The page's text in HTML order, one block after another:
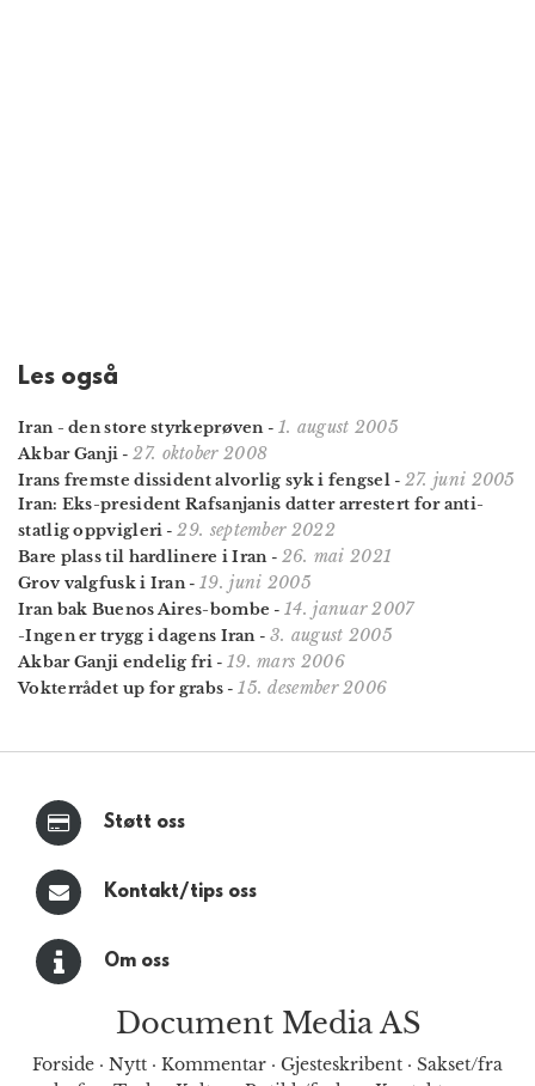
Les også
Iran - den store styrkeprøven - 1. august 2005
Akbar Ganji - 27. oktober 2008
Irans fremste dissident alvorlig syk i fengsel - 27. juni 2005
Iran: Eks-president Rafsanjanis datter arrestert for anti­
statlig oppvigleri - 29. september 2022
Bare plass til hardlinere i Iran - 26. mai 2021
Grov valgfusk i Iran - 19. juni 2005
Iran bak Buenos Aires-bombe - 14. januar 2007
-Ingen er trygg i dagens Iran - 3. august 2005
Akbar Ganji endelig fri - 19. mars 2006
Vokterrådet up for grabs - 15. desember 2006
Støtt oss
Kontakt/tips oss
Om oss
Document Media AS
Forside · Nytt · Kommentar · Gjesteskribent · Sakset/fra